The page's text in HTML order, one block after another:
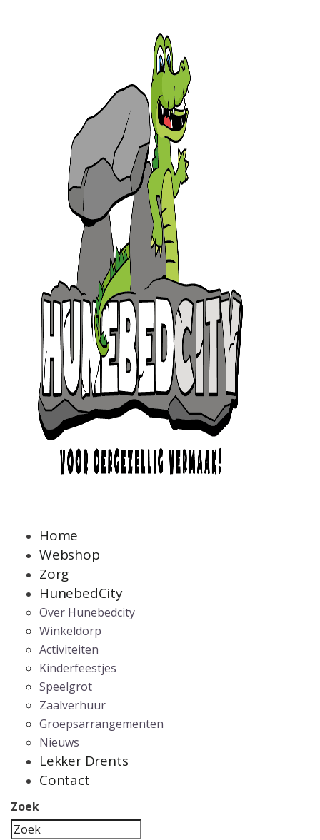
Home
Webshop
Zorg
HunebedCity
Over Hunebedcity
Winkeldorp
Activiteiten
Kinderfeestjes
Speelgrot
Zaalverhuur
Groepsarrangementen
Nieuws
Lekker Drents
Contact
Zoek